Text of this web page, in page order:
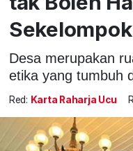
Desa merupakan
etika yang tumbuh
Red: Karta Raharja Ucu